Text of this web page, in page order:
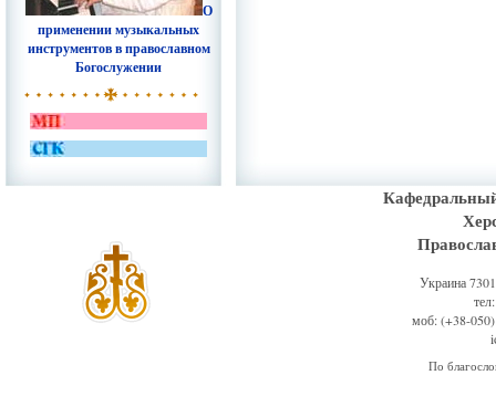
О
применении музыкальных
инструментов в православном
Богослужении
Украина
моб: (+38-
По